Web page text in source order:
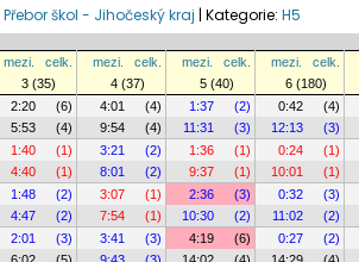
Přebor škol - Jihočeský kraj | Kategorie: H5
mezi. celk. mezi. celk. mezi. celk. mezi. celk.
3 (35) 4 (37) 5 (40) 6 (180)
2:20 (6) 4:01 (4) 1:37 (2) 0:42 (4)
5:53 (4) 9:54 (4) 11:31 (3) 12:13 (3)
1:40 (1) 3:21 (2) 1:36 (1) 0:24 (1)
4:40 (1) 8:01 (2) 9:37 (1) 10:01 (1)
1:48 (2) 3:07 (1) 2:36 (3) 0:32 (3)
4:47 (2) 7:54 (1) 10:30 (2) 11:02 (2)
2:01 (3) 3:41 (3) 4:19 (6) 0:27 (2)